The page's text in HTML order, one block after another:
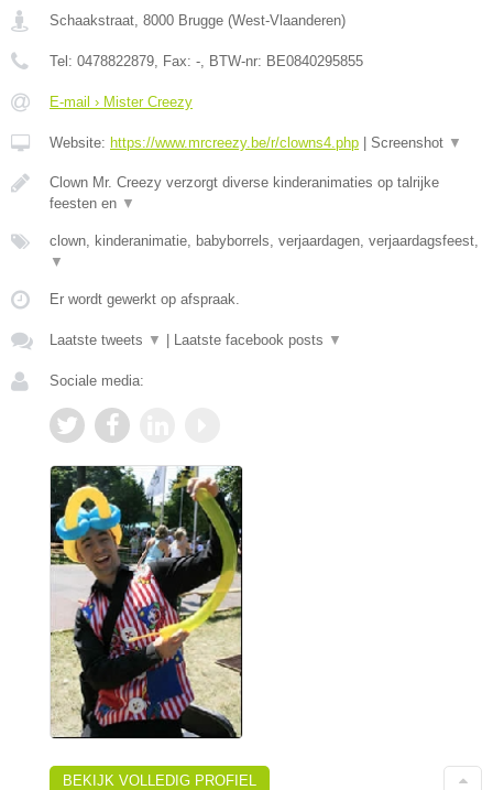
Schaakstraat, 8000 Brugge (West-Vlaanderen)
Tel: 0478822879, Fax: -, BTW-nr: BE0840295855
E-mail › Mister Creezy
Website: https://www.mrcreezy.be/r/clowns4.php Screenshot ▼
Clown Mr. Creezy verzorgt diverse kinderanimaties op talrijke
feesten en ▼
clown, kinderanimatie, babyborrels, verjaardagen, verjaardagsfeest,
▼
Er wordt gewerkt op afspraak.
Laatste tweets ▼ Laatste facebook posts ▼
Sociale media:
BEKIJK VOLLEDIG PROFIEL